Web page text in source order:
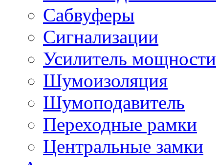
Сабвуферы
Сигнализации
Усилитель мощности
Шумоизоляция
Шумоподавитель
Переходные рамки
Центральные замки